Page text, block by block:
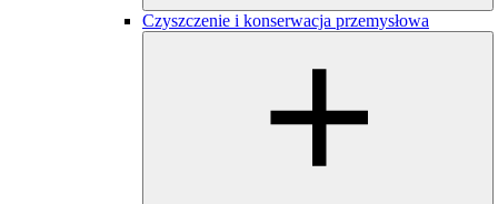
Czyszczenie i konserwacja przemysłowa